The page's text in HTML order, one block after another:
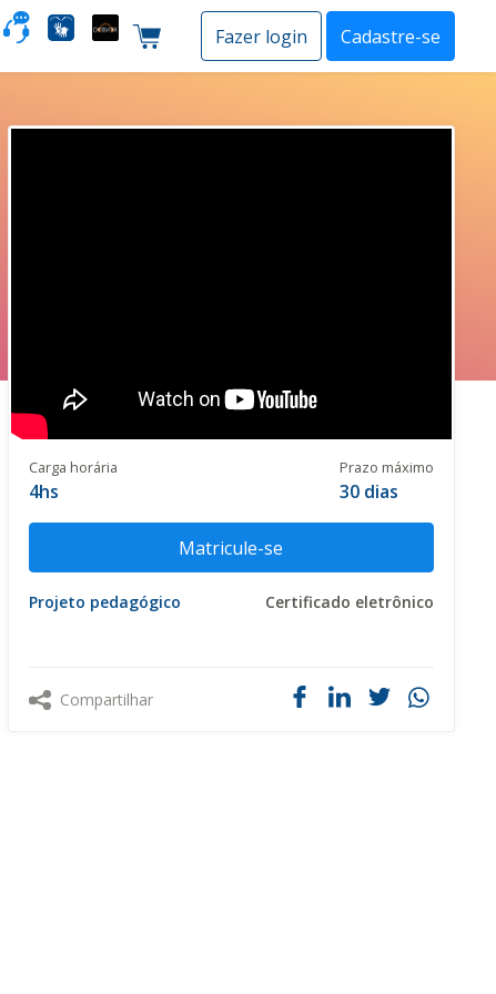
Carrinho de compras
Fazer login Cadastre-se
Carga horária
4hs
Prazo máximo
30 dias
Matricule-se
Projeto pedagógico Certificado eletrônico
Compartilhar